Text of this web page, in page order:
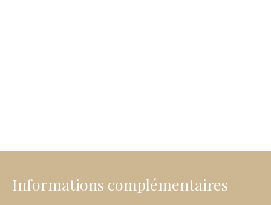
Informations complémentaires